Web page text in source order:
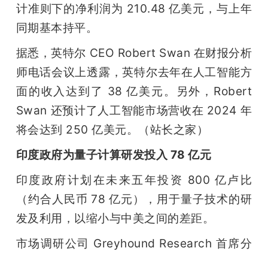
计准则下的净利润为 210.48 亿美元，与上年
同期基本持平。
据悉，英特尔 CEO Robert Swan 在财报分析
师电话会议上透露，英特尔去年在人工智能方
面的收入达到了 38 亿美元。另外，Robert
Swan 还预计了人工智能市场营收在 2024 年
将会达到 250 亿美元。（站长之家）
印度政府为量子计算研发投入 78 亿元
印度政府计划在未来五年投资 800 亿卢比
（约合人民币 78 亿元），用于量子技术的研
发及利用，以缩小与中美之间的差距。
市场调研公司 Greyhound Research 首席分